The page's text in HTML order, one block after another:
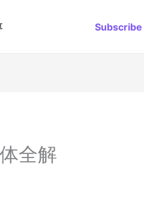
Subscribe
全解